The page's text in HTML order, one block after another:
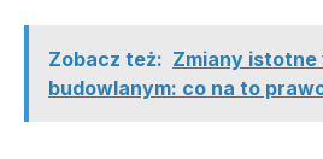
Zobacz też: Zmiany
budowlanym: co na to